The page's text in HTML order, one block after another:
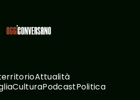
Attualità
CulturaPodcastPolitica